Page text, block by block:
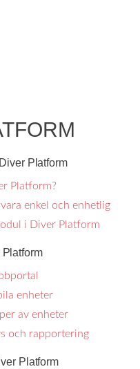
Platform
Platform?
enkel och enhetlig
i Diver Platform
enheter
av enheter
och rapportering
Platform